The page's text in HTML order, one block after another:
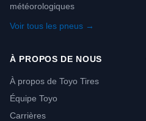
météorologiques
Voir tous les pneus →
À PROPOS DE NOUS
À propos de Toyo Tires
Équipe Toyo
Carrières